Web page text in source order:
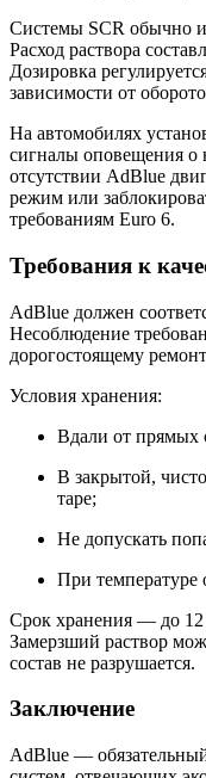
Системы SCR обычно
Расход раствора
Дозировка
зависимости от
На автомобилях
сигналы оповещения о
отсутствии AdBlue
режим или
требованиям Euro 6.
Требования к
AdBlue должен
Несоблюдение
дорогостоящему
Условия хранения:
Вдали от прямых
В закрытой,
таре;
Не допускать
При температуре
Срок хранения — до 12
Замерзший раствор
состав не разрушается.
Заключение
AdBlue —